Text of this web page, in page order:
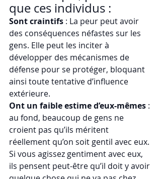
que ces individus :
Sont craintifs : La peur peut avoir
des conséquences néfastes sur les
gens. Elle peut les inciter à
développer des mécanismes de
défense pour se protéger, bloquant
ainsi toute tentative d’influence
extérieure.
Ont un faible estime d’eux-mêmes :
au fond, beaucoup de gens ne
croient pas qu’ils méritent
réellement qu’on soit gentil avec eux.
Si vous agissez gentiment avec eux,
ils pensent peut-être qu’il doit y avoir